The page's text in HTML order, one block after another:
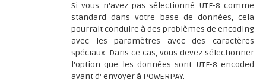
Si vous n'avez pas sélectionné UTF-8 comme
standard dans votre base de données, cela
pourrait conduire à des problèmes de encoding
avec les paramètres avec des caractères
spéciaux. Dans ce cas, vous devez sélectionner
l'option que les données sont UTF-8 encoded
avant d' envoyer à POWERPAY.